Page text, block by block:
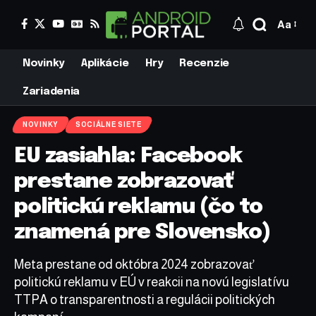
Aa
Novinky Aplikácie Hry Recenzie
Zariadenia
NOVINKY SOCIÁLNE SIETE
EU zasiahla: Facebook
prestane zobrazovať
politickú reklamu (čo to
znamená pre Slovensko)
Meta prestane od októbra 2024 zobrazovať
politickú reklamu v EÚ v reakcii na novú legislatívu
TTPA o transparentnosti a regulácii politických